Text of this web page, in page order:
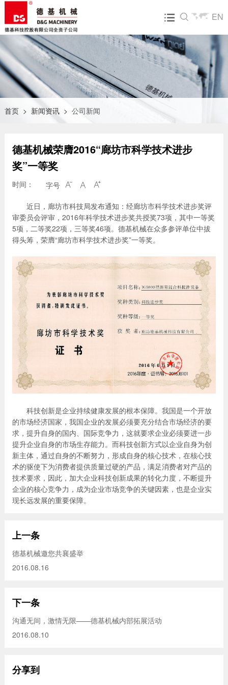
EN

关于我们
走进德基
企业文化
技术研发
公司荣誉
视频中心
产品中心
DGX系列沥青混合料搅拌设备
环保型沥青混合料搅拌设备
整体式再生设备
沥青混合料再生设备<组合式>
集装箱模块式沥青混合料搅拌设备
拖挂式沥青混合料搅拌设备
物联网及生产管理系统（飞越智云）
产品展示
飞达服务
营销网络
售后服务
配件业务
新闻资讯
公司新闻
行业动态
展会活动
碳核查第三方声明
人才招聘
人才招聘
简历投递
首页 > 新闻资讯 > 公司新闻
德基机械荣膺2016“廊坊市科学技术进步
奖”一等奖
时间： 字号   
近日，廊坊市科技局发布通知：经廊坊市科学技术进步奖评
审委员会评审，2016年科学技术进步奖共授奖73项，其中一等奖
5项，二等奖22项，三等奖46项。德基机械在众多参评单位中拔
得头筹，荣膺“廊坊市科学技术进步奖”一等奖。
科技创新是企业持续健康发展的根本保障。我国是一个开放
的市场经济国家，我国企业的发展必须要充分结合市场经济的要
求，提升自身的国内、国际竞争力，这就要求企业必须要进一步
提升企业自身的市场生存能力。而科技创新方式以企业自身为创
新主体，通过自身的不断努力，形成自身的核心技术，在核心技
术的驱使下为消费者提供质量过硬的产品，满足消费者对产品的
技术要求，因此，加大企业科技创新成果的转化力度，不断提升
企业的核心竞争力，成为企业市场竞争的关键因素，也是企业实
现长远发展的重要保障。
上一条
德基机械邀您共襄盛举
2016.08.16
下一条
沟通无间，激情无限——德基机械内部拓展活动
2016.08.10
分享到